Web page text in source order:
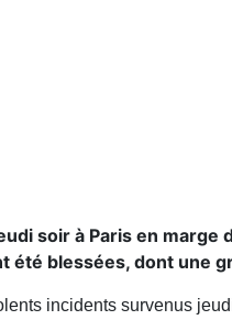
soir à Paris en marge
été blessées, dont une
incidents survenus